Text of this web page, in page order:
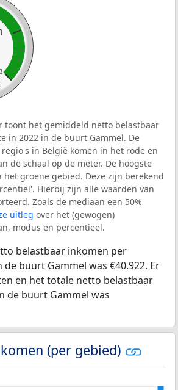
toont het gemiddeld netto belastbaar
in 2022 in de buurt Gammel. De
regio's in België komen in het rode en
de schaal op de meter. De hoogste
het groene gebied. Deze zijn berekend
Hierbij zijn alle waarden van
Zoals de mediaan een 50%
uitleg over het (gewogen)
modus en percentieel.
belastbaar inkomen per
buurt Gammel was €40.922. Er
en het totale netto belastbaar
de buurt Gammel was
(per gebied)